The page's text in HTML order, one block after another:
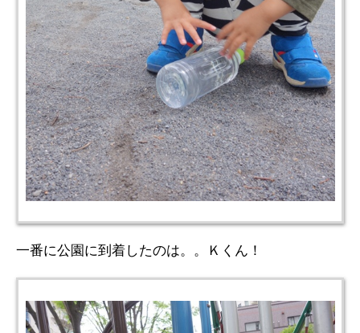
一番に公園に到着したのは。。Ｋくん！